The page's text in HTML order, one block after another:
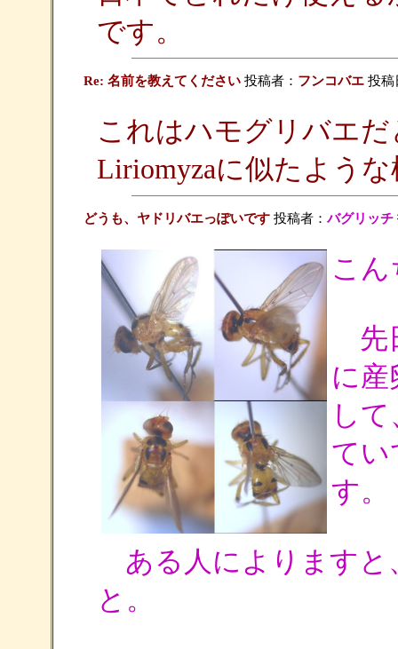
です。
Re: 名前を教えてください投稿者： フンコバエ投稿
これはハモグリバエ
Liriomyzaに似たよう
どうも、ヤドリバエっぽいです投稿者：バグリッチ
こん
先
に
し
てい
す。
ある人によりますと
と。